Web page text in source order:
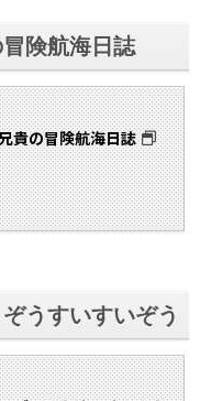
険航海日誌
貴の冒険航海日誌
うすいすいぞう